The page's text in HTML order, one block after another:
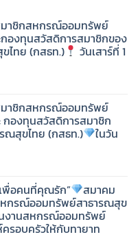
าชิกสหกรณ์ออมทรัพย์
องทุนสวัสดิการสมาชิกของ
ไทย (กสธท.) วันเสาร์ที่ 1
าชิกสหกรณ์ออมทรัพย์
กองทุนสวัสดิการสมาชิก
สุขไทย (กสธท.) ในวัน
พื่อคนที่คุณรัก” สมาคม
กรณ์ออมทรัพย์สาธารณสุข
นงานสหกรณ์ออมทรัพย์
รอบครัวให้กับทายาท